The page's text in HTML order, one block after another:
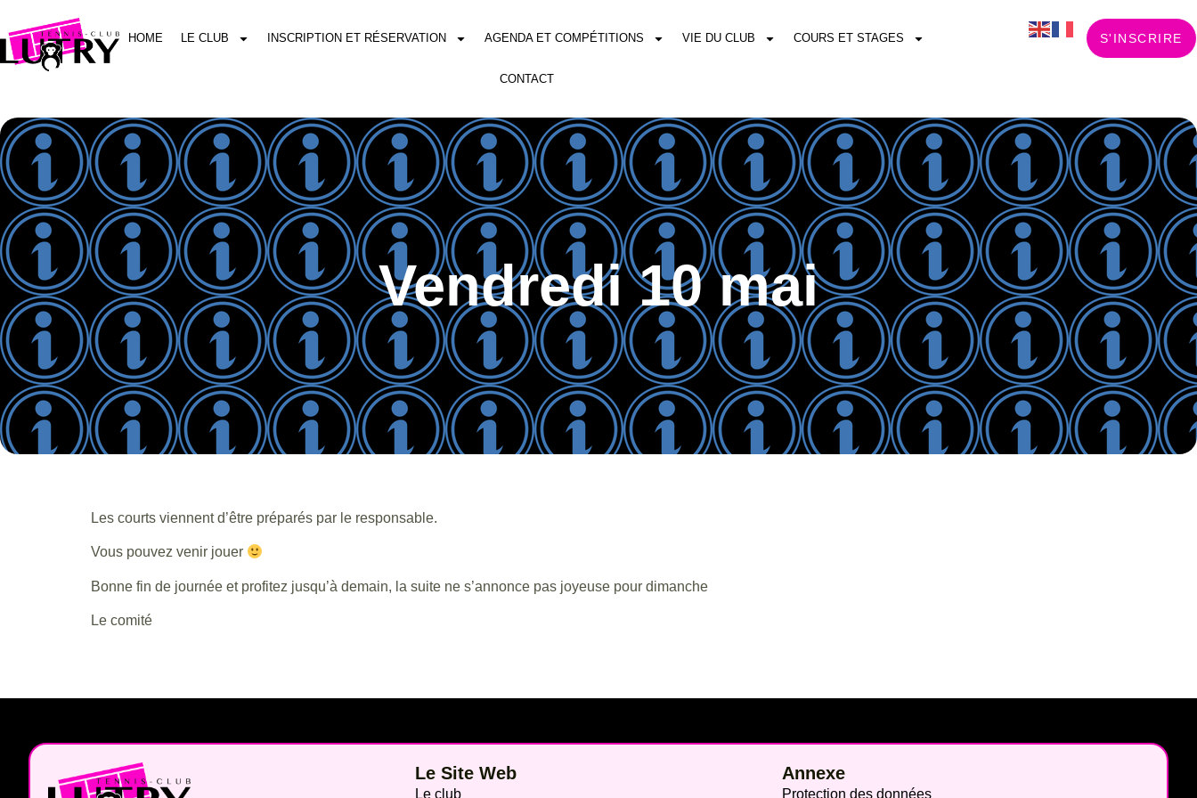
HOME LE CLUB INSCRIPTION ET RÉSERVATION AGENDA ET COMPÉTITIONS VIE DU CLUB COURS ET STAGES
CONTACT
S'INSCRIRE
Vendredi 10 mai
Les courts viennent d’être préparés par le responsable.
Vous pouvez venir jouer
Bonne fin de journée et profitez jusqu’à demain, la suite ne s’annonce pas joyeuse pour dimanche
Le comité
Le Site Web
Le club
Annexe
Protection des données